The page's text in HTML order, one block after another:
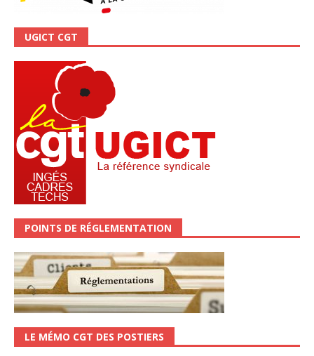
UGICT CGT
POINTS DE RÉGLEMENTATION
LE MÉMO CGT DES POSTIERS